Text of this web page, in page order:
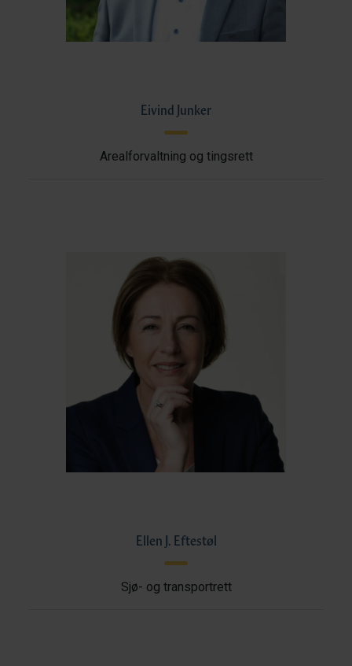
Eivind Junker
Arealforvaltning og tingsrett
Ellen J. Eftestøl
Sjø- og transportrett